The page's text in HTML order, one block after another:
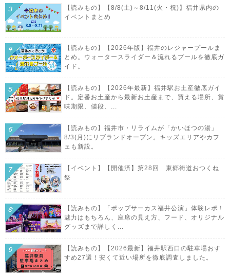
【読みもの】【8/8(土)～8/11(火・祝)】福井県内の
イベントまとめ
【読みもの】【2026年版】福井のレジャープールま
とめ。ウォータースライダー＆流れるプールを徹底ガ
イド。
【読みもの】【2026年最新】福井駅お土産徹底ガイ
ド。定番お土産から最新お土産まで、買える場所、賞
味期限、値段、...
【読みもの】福井市・リライムが「かいほつの湯」
8/3(月)にリブランドオープン。キッズエリアやカフ
ェも新設。
【イベント】【開催済】第28回 東郷街道おつくね
祭
【読みもの】「ポップサーカス福井公演」体験レポ！
魅力はもちろん、座席の見え方、フード、オリジナル
グッズまで詳しく...
【読みもの】【2026最新】福井駅西口の駐車場おす
すめ27選！安くて近い場所を徹底調査しました。